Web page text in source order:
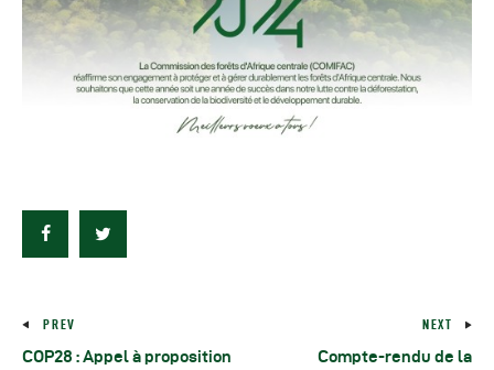
PREV
COP28 : Appel à proposition
NEXT
Compte-rendu de la